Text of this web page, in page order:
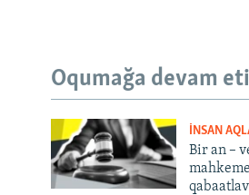
Oqumağa devam
İNSAN
Bir an –